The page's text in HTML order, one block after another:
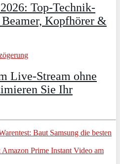
Top-Technik-
Kopfhörer &
Live-Stream ohne
Sie Ihr
Baut Samsung die besten
Prime Instant Video am